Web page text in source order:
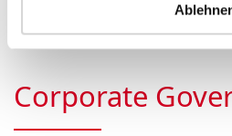
ordentliche General­versa...
Corporate